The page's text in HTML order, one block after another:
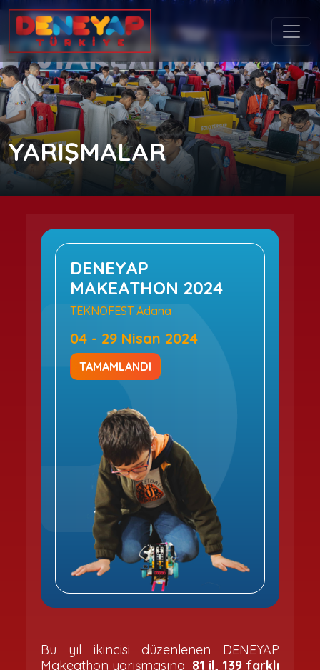
YARIŞMALAR
DENEYAP
MAKEATHON 2024
TEKNOFEST Adana
04 - 29 Nisan 2024
TAMAMLANDI
Bu yıl ikincisi düzenlenen DENEYAP
Makeathon yarışmasına 81 il, 139 farklı